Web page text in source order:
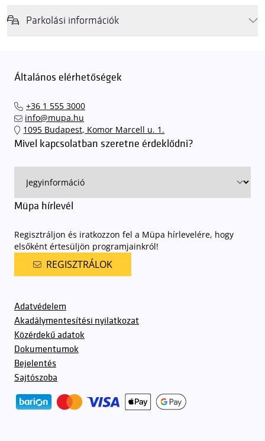
Parkolási információk
érkezéskor megnövekedett várakozási idővel érdemes kalkulálni. Ezt
azt javasoljuk kedves közönségünknek, induljanak
találhassák meg a legideálisabb parkolóhelyet és
érkezhessenek meg előadásainkra
sorompókat rendszámfelismerő automatika nyitja.
ingyenes azon vendégeink számára, akik egy aznapi fizetős
rendjének részletes leírásaelérhető itt.
Általános elérhetőségek
+36 1 555 3000
info@mupa.hu
1095 Budapest, Komor Marcell u. 1.
Mivel kapcsolatban szeretne érdeklődni?
Müpa hírlevél
Regisztráljon és iratkozzon fel a Müpa hírlevelére, hogy
elsőként értesüljön programjainkról!
REGISZTRÁLOK
Adatvédelem
Akadálymentesítési nyilatkozat
Közérdekű adatok
Dokumentumok
Bejelentés
Sajtószoba